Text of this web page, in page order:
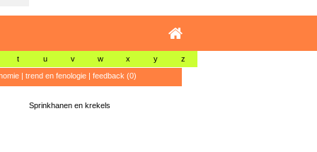
t u v w x y z
| trend en fenologie| feedback (0)
Sprinkhanen en krekels